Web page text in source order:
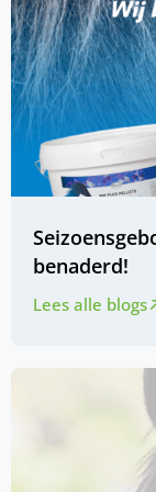
benaderd!
Lees alle blogs